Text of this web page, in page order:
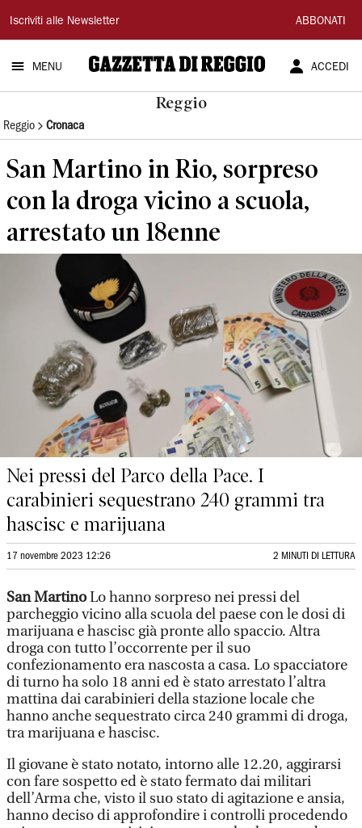
Gazzetta
di
Reggio
Iscriviti alle Newsletter ABBONATI
MENU ACCEDI
Reggio
Reggio Cronaca
San Martino in Rio, sorpreso
con la droga vicino a scuola,
arrestato un 18enne
Nei pressi del Parco della Pace. I
carabinieri sequestrano 240 grammi tra
hascisc e marijuana
17 novembre 2023 12:26 2 MINUTI DI LETTURA
San MartinoLo hanno sorpreso nei pressi del
parcheggio vicino alla scuola del paese con le dosi di
marijuana e hascisc già pronte allo spaccio. Altra
droga con tutto l’occorrente per il suo
confezionamento era nascosta a casa. Lo spacciatore
di turno ha solo 18 anni ed è stato arrestato l’altra
mattina dai carabinieri della stazione locale che
hanno anche sequestrato circa 240 grammi di droga,
tra marijuana e hascisc.
Il giovane è stato notato, intorno alle 12.20, aggirarsi
con fare sospetto ed è stato fermato dai militari
dell’Arma che, visto il suo stato di agitazione e ansia,
hanno deciso di approfondire i controlli procedendo